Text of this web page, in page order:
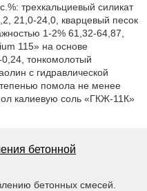
трехкальциевый силикат
21,0-24,0, кварцевый песок
1-2% 61,32-64,87,
115» на основе
тонкомолотый
с гидравлической
помола не менее
калиевую соль «ГКЖ-11К»
бетонной
бетонных смесей.